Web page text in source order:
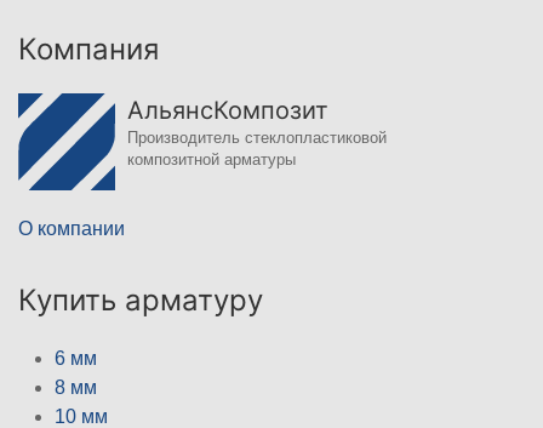
Компания
АльянсКомпозит
Производитель стеклопластиковой
композитной арматуры
О компании
Купить арматуру
6 мм
8 мм
10 мм